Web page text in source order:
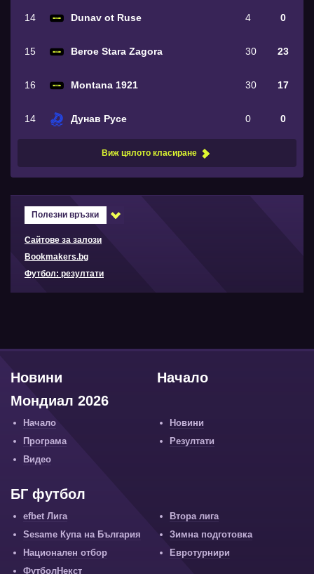
14 Dunav ot Ruse 4 0
15 Beroe Stara Zagora 30 23
16 Montana 1921 30 17
14 Дунав Русе 0 0
Виж цялото класиране
Полезни връзки
Сайтове за залози
Bookmakers.bg
Футбол: резултати
Начало
Новини
Мондиал 2026
Начало
Новини
Програма
Резултати
Видео
БГ футбол
efbet Лига
Втора лига
Sesame Купа на България
Зимна подготовка
Национален отбор
Евротурнири
ФутболНекст